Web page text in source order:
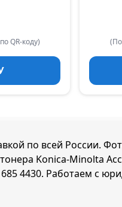
QR-коду)
по всей России.
Konica-Minolta
4430. Работаем с